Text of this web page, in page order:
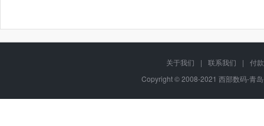
关于我们 | 联系我们 |
付
Copyright © 2008-2021 西部数码-青